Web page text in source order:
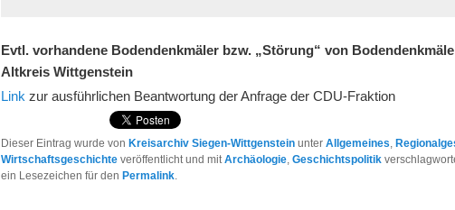
Evtl. vorhandene Bodendenkmäler bzw. „Störung“ von
Altkreis Wittgenstein
Link zur ausführlichen Beantwortung der Anfrage der CDU-Fraktion
Dieser Eintrag wurde vonKreisarchiv Siegen-Wittgenstein unterAllgemeines ,
Wirtschaftsgeschichte veröffentlicht und mitArchäologie ,Geschichtspolitik
ein Lesezeichen für denPermalink